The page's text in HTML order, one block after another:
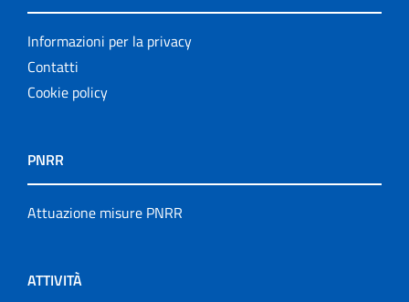
Informazioni per la privacy
Contatti
Cookie policy
PNRR
Attuazione misure PNRR
ATTIVITÀ